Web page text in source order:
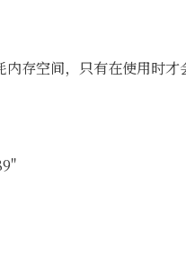
存空间，只有在使用时才